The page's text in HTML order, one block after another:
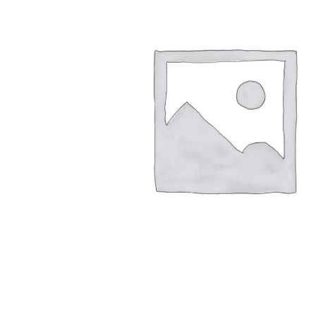
Arbres fruitiers
Plantes méditerranéennes et exotiques
Plantes
Plantes
Plantes
Plantes
Plantes